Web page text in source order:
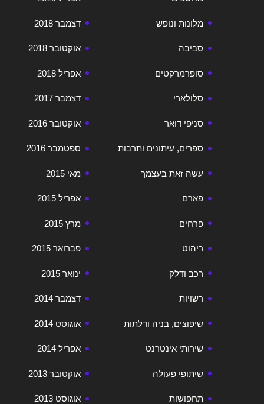
דצמבר 2018
אוקטובר 2018
אפריל 2018
דצמבר 2017
אוקטובר 2016
ספטמבר 2016
מאי 2015
אפריל 2015
מרץ 2015
פברואר 2015
ינואר 2015
דצמבר 2014
אוגוסט 2014
אפריל 2014
אוקטובר 2013
אוגוסט 2013
מלונות ונופש
סביבה
סופרמרקטים
סלולארי
סניפי דואר
ספרים, עיתונים ותרבות
עשה זאת בעצמך
פארם
פרחים
ריהוט
רכב ודלק
רשויות
שיפוצים, בניה ודלתות
שירותי אינטרנט
שיתופי פעולה
תחפושות